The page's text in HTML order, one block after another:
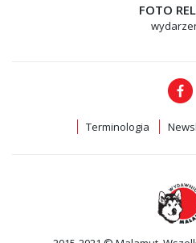
FOTO
Terminologia